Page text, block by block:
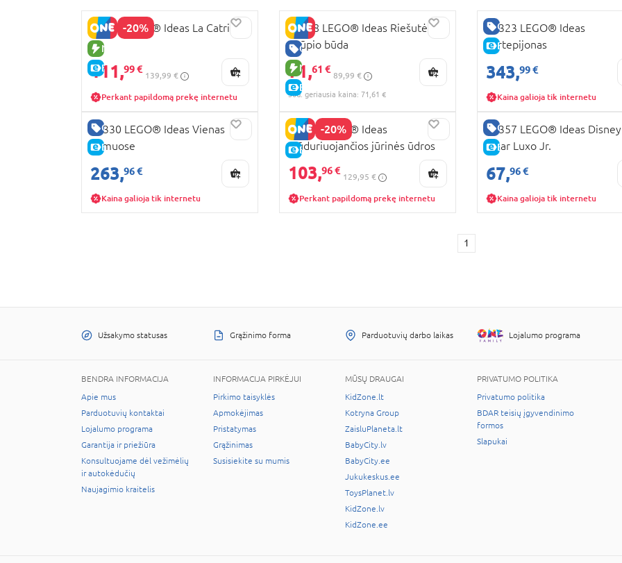
-20%
NAUJA PREKĖ
E-KAINA
21372 LEGO® Ideas La Catrina
111,99 €
139,99 €
Perkant papildomą prekę internetu
GERA KAINA
NAUJA PREKĖ
E-KAINA
21368 LEGO® Ideas Riešutėliai:
Snūpio būda
71,61 €
89,99 €
30d. geriausia kaina: 71,61 €
GERA KAINA
E-KAINA
21323 LEGO® Ideas
Fortepijonas
343,99 €
Kaina galioja tik internetu
GERA KAINA
E-KAINA
21330 LEGO® Ideas Vienas
namuose
263,96 €
Kaina galioja tik internetu
-20%
E-KAINA
21366 LEGO® Ideas
Plūduriuojančios jūrinės ūdros
103,96 €
129,95 €
Perkant papildomą prekę internetu
GERA KAINA
E-KAINA
21357 LEGO® Ideas Disney
Pixar Luxo Jr.
67,96 €
Kaina galioja tik internetu
1
Užsakymo statusas Grąžinimo forma Parduotuvių darbo laikas Lojalumo programa
BENDRA INFORMACIJA
Apie mus
Parduotuvių kontaktai
Lojalumo programa
Garantija ir priežiūra
Konsultuojame dėl vežimėlių
ir autokėdučių
Naujagimio kraitelis
INFORMACIJA PIRKĖJUI
Pirkimo taisyklės
Apmokėjimas
Pristatymas
Grąžinimas
Susisiekite su mumis
MŪSŲ DRAUGAI
KidZone.lt
Kotryna Group
ZaisluPlaneta.lt
BabyCity.lv
BabyCity.ee
Jukukeskus.ee
ToysPlanet.lv
KidZone.lv
KidZone.ee
PRIVATUMO POLITIKA
Privatumo politika
BDAR teisių įgyvendinimo
formos
Slapukai